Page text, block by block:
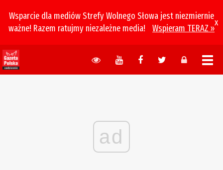
Wsparcie dla mediów Strefy Wolnego Słowa jest niezmiernie
ważne! Razem ratujmy niezależne media!
Wspieram TERAZ »
x
ad